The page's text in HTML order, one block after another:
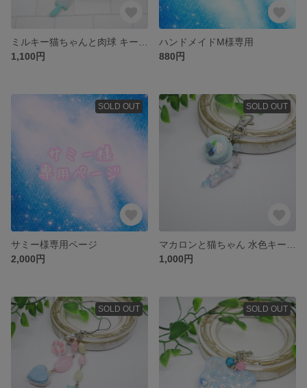
1,100円
ハンドメイドM様専用
880円
SOLD OUT
サミー様専用ページ
2,000円
SOLD OUT
1,000円
SOLD OUT SOLD OUT